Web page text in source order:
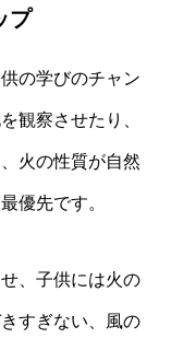
プ
の学びのチャン
観察させたり、
火の性質が自然
優先です。
、子供には火の
すぎない、風の